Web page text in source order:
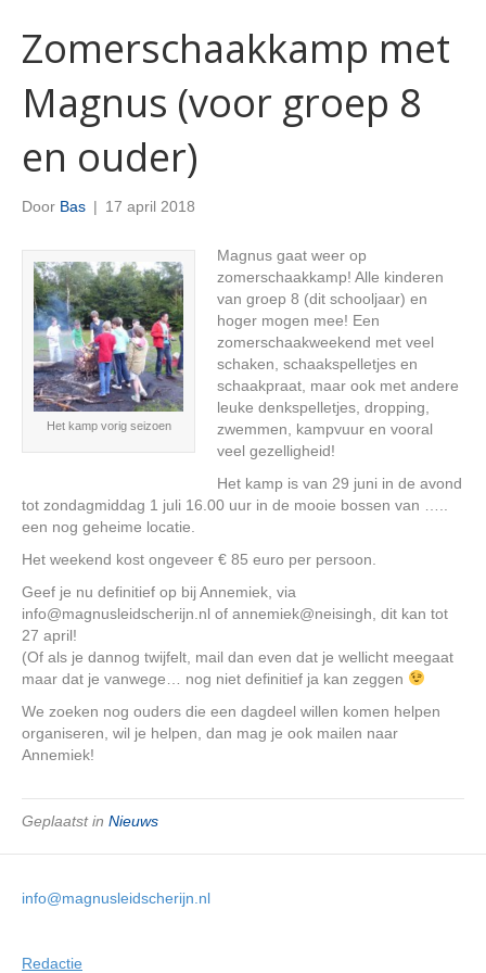
Zomerschaakkamp met
Magnus (voor groep 8
en ouder)
Door Bas | 17 april 2018
Het kamp vorig seizoen
Magnus gaat weer op
zomerschaakkamp! Alle kinderen
van groep 8 (dit schooljaar) en
hoger mogen mee! Een
zomerschaakweekend met veel
schaken, schaakspelletjes en
schaakpraat, maar ook met andere
leuke denkspelletjes, dropping,
zwemmen, kampvuur en vooral
veel gezelligheid!
Het kamp is van 29 juni in de avond
tot zondagmiddag 1 juli 16.00 uur in de mooie bossen van …..
een nog geheime locatie.
Het weekend kost ongeveer € 85 euro per persoon.
Geef je nu definitief op bij Annemiek, via
info@magnusleidscherijn.nl of annemiek@neisingh, dit kan tot
27 april!
(Of als je dannog twijfelt, mail dan even dat je wellicht meegaat
maar dat je vanwege… nog niet definitief ja kan zeggen
We zoeken nog ouders die een dagdeel willen komen helpen
organiseren, wil je helpen, dan mag je ook mailen naar
Annemiek!
Geplaatst in Nieuws
info@magnusleidscherijn.nl
Redactie